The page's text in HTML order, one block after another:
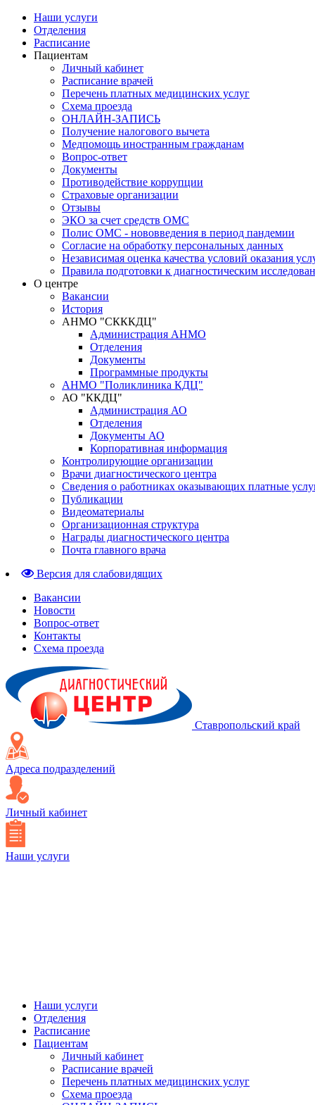
Наши услуги
Отделения
Расписание
Пациентам
Личный кабинет
Расписание врачей
Перечень платных медицинских услуг
Схема проезда
ОНЛАЙН-ЗАПИСЬ
Получение налогового вычета
Медпомощь иностранным гражданам
Вопрос-ответ
Документы
Противодействие коррупции
Страховые организации
Отзывы
ЭКО за счет средств ОМС
Полис ОМС - нововведения в период пандемии
Согласие на обработку персональных данных
Независимая оценка качества условий оказания
Правила подготовки к диагностическим
О центре
Вакансии
История
АНМО "СКККДЦ"
Администрация АНМО
Отделения
Документы
Программные продукты
АНМО "Поликлиника КДЦ"
АО "ККДЦ"
Администрация АО
Отделения
Документы АО
Корпоративная информация
Контролирующие организации
Врачи диагностического центра
Сведения о работниках оказывающих платные
Публикации
Видеоматериалы
Организационная структура
Награды диагностического центра
Почта главного врача
Версия для слабовидящих
Вакансии
Новости
Вопрос-ответ
Контакты
Схема проезда
Ставропольский край
Адреса подразделений
Личный кабинет
Наши услуги
Наши услуги
Отделения
Расписание
Пациентам
Личный кабинет
Расписание врачей
Перечень платных медицинских услуг
Схема проезда